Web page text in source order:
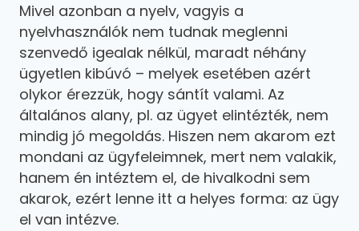
Mivel azonban a nyelv, vagyis a
nyelvhasználók nem tudnak meglenni
szenvedő igealak nélkül, maradt néhány
ügyetlen kibúvó – melyek esetében azért
olykor érezzük, hogy sántít valami. Az
általános alany, pl. az ügyet elintézték, nem
mindig jó megoldás. Hiszen nem akarom ezt
mondani az ügyfeleimnek, mert nem valakik,
hanem én intéztem el, de hivalkodni sem
akarok, ezért lenne itt a helyes forma: az ügy
el van intézve.